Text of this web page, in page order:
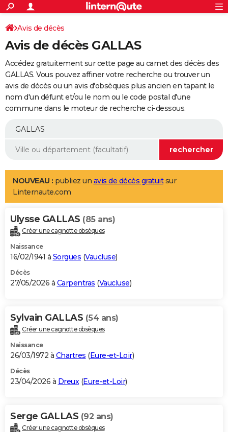
ACTUALITÉS
Politique
Société
Faits Divers
Education
Monde
Villes
+
SPORT
Coupe du monde 2026
Football
Tennis
Cyclisme
Rugby
Forum
Programme TV
TNT
Streaming
Cinéma
Sorties cinéma
Musique
+
FINANCE
Retraite
Epargne
Immobilier
Risques naturels par ville
Banque
Assurance
AUTO
Essais
Réserver un essai
Citadines
Berlines
SUV
Forum auto
+
Mobiles
Meilleur smartphone
Internet
Ordinateurs
Jeux vidéo
Guide high-tech
Aménagement intérieur
LIFESTYLE
Art de vivre
Bien-être
Loisirs
Mode
Modes de vie
Alimentation
Guide de la santé
Maladies
Médicaments
Sommeil
VOYAGE
Destinations
City break
Voyage nature
Voyage de noces
Forum
Climat
+PHOTO
GUIDES D'ACHAT
BONS PLANS
Carte de Noël
Carte Bonne année
Carte Saint-Valentin
Carte Pâques
Carte d'anniversaire
DICTIONNAIRE
Dictionnaire
Biographies
Citations
Expressions
Proverbes
PROGRAMME TV
S'inscrire
Se connecter
Lycées
Collèges
Primaires
Universités
Entreprises
Service militaire
Avis de recherche
AVIS DE DÉCÈS
Bricolage
Lifestyle
Culture
Sport
Auto
Television
Voyage
Cinema
Avis de décès
Avis de décès GALLAS
Accédez gratuitement sur cette page au carnet des décès des
GALLAS. Vous pouvez affiner votre recherche ou trouver un
avis de décès ou un avis d'obsèques plus ancien en tapant le
nom d'un défunt et/ou le nom ou le code postal d'une
commune dans le moteur de recherche ci-dessous.
NOUVEAU : publiez un avis de décès gratuitsur
Linternaute.com
Ulysse GALLAS (85 ans)
Créer une cagnotte obsèques
Naissance
16/02/1941 à Sorgues (Vaucluse)
Décès
27/05/2026 à Carpentras (Vaucluse)
Sylvain GALLAS (54 ans)
Créer une cagnotte obsèques
Naissance
26/03/1972 à Chartres (Eure-et-Loir)
Décès
23/04/2026 à Dreux(Eure-et-Loir)
Serge GALLAS (92 ans)
Créer une cagnotte obsèques